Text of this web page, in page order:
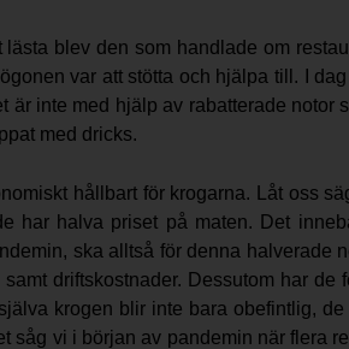
lästa blev den som handlade om
var att stötta och hjälpa till. I
inte med hjälp av rabatterade notor
med dricks.
hållbart för krogarna. Låt oss
har halva priset på maten. Det
ska alltså för denna halverade
driftskostnader. Dessutom har de
krogen blir inte bara obefintlig,
såg vi i början av pandemin när flera